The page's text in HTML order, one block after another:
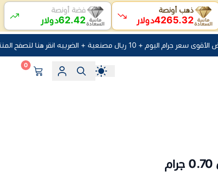
اليوم + 10 ريال مصنعية + الضريبه انقر هنا لتصفح المنتجات
0
ذهب أونصة
4265.32دولار
فضة أونصة
62.42دولار